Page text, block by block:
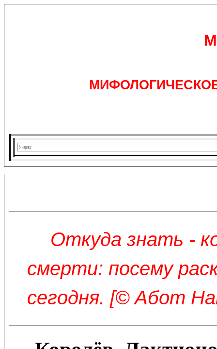
Откуда знать -
смерти: посему
сегодня. [© Абот